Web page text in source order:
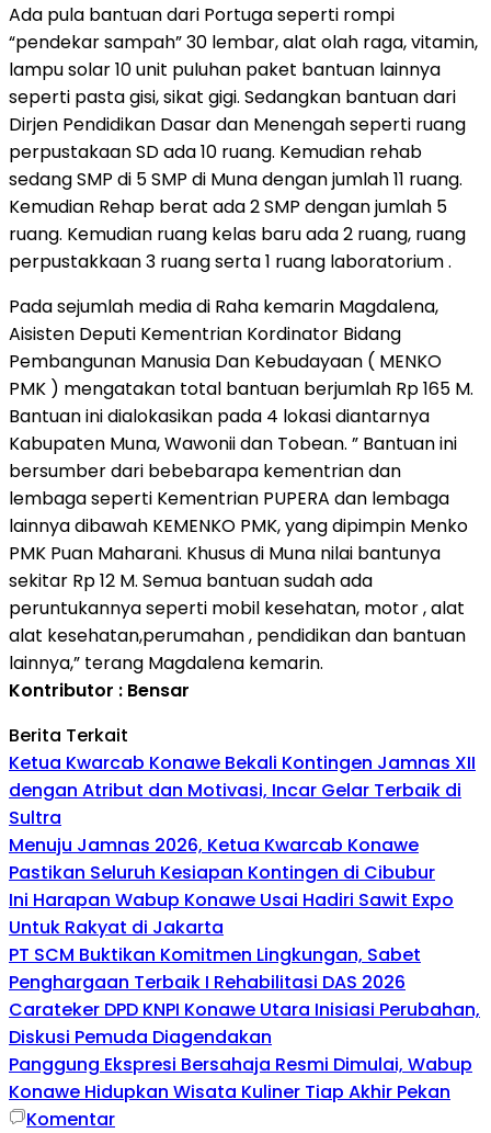
Ada pula bantuan dari Portuga seperti rompi
“pendekar sampah” 30 lembar, alat olah raga, vitamin,
lampu solar 10 unit puluhan paket bantuan lainnya
seperti pasta gisi, sikat gigi. Sedangkan bantuan dari
Dirjen Pendidikan Dasar dan Menengah seperti ruang
perpustakaan SD ada 10 ruang. Kemudian rehab
sedang SMP di 5 SMP di Muna dengan jumlah 11 ruang.
Kemudian Rehap berat ada 2 SMP dengan jumlah 5
ruang. Kemudian ruang kelas baru ada 2 ruang, ruang
perpustakkaan 3 ruang serta 1 ruang laboratorium .
Pada sejumlah media di Raha kemarin Magdalena,
Aisisten Deputi Kementrian Kordinator Bidang
Pembangunan Manusia Dan Kebudayaan ( MENKO
PMK ) mengatakan total bantuan berjumlah Rp 165 M.
Bantuan ini dialokasikan pada 4 lokasi diantarnya
Kabupaten Muna, Wawonii dan Tobean. ” Bantuan ini
bersumber dari bebebarapa kementrian dan
lembaga seperti Kementrian PUPERA dan lembaga
lainnya dibawah KEMENKO PMK, yang dipimpin Menko
PMK Puan Maharani. Khusus di Muna nilai bantunya
sekitar Rp 12 M. Semua bantuan sudah ada
peruntukannya seperti mobil kesehatan, motor , alat
alat kesehatan,perumahan , pendidikan dan bantuan
lainnya,” terang Magdalena kemarin.
Kontributor : Bensar
Berita Terkait
Ketua Kwarcab Konawe Bekali Kontingen Jamnas XII
dengan Atribut dan Motivasi, Incar Gelar Terbaik di
Sultra
Menuju Jamnas 2026, Ketua Kwarcab Konawe
Pastikan Seluruh Kesiapan Kontingen di Cibubur
Ini Harapan Wabup Konawe Usai Hadiri Sawit Expo
Untuk Rakyat di Jakarta
PT SCM Buktikan Komitmen Lingkungan, Sabet
Penghargaan Terbaik I Rehabilitasi DAS 2026
Carateker DPD KNPI Konawe Utara Inisiasi Perubahan,
Diskusi Pemuda Diagendakan
Panggung Ekspresi Bersahaja Resmi Dimulai, Wabup
Konawe Hidupkan Wisata Kuliner Tiap Akhir Pekan
Komentar